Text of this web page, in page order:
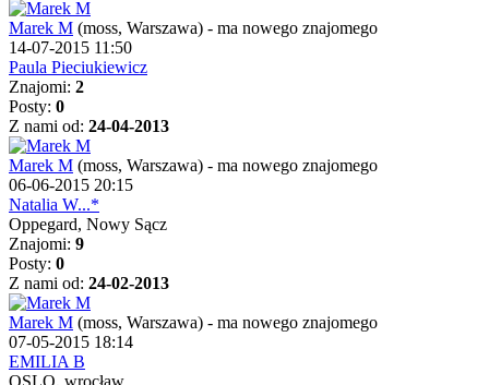
Marek M (moss, Warszawa) - ma nowego znajomego
14-07-2015 11:50
Paula Pieciukiewicz
Znajomi: 2
Posty: 0
Z nami od: 24-04-2013
Marek M (moss, Warszawa) - ma nowego znajomego
06-06-2015 20:15
Natalia W...*
Oppegard, Nowy Sącz
Znajomi: 9
Posty: 0
Z nami od: 24-02-2013
Marek M (moss, Warszawa) - ma nowego znajomego
07-05-2015 18:14
EMILIA B